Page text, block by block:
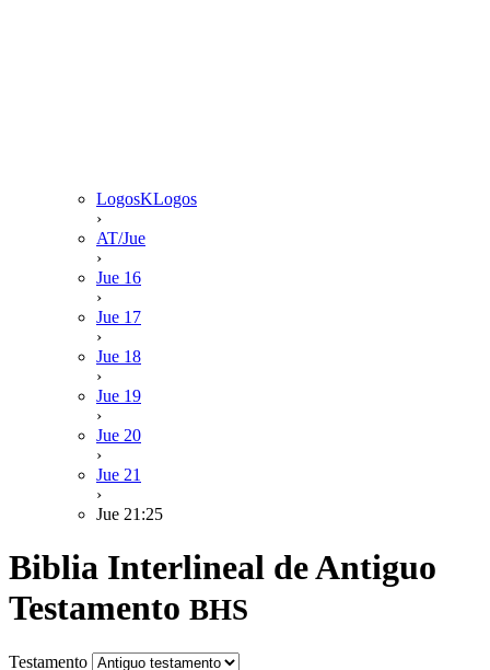
LogosKLogos
›
AT/Jue
›
Jue 16
›
Jue 17
›
Jue 18
›
Jue 19
›
Jue 20
›
Jue 21
›
Jue 21:25
Biblia Interlineal de Antiguo
Testamento BHS
Testamento